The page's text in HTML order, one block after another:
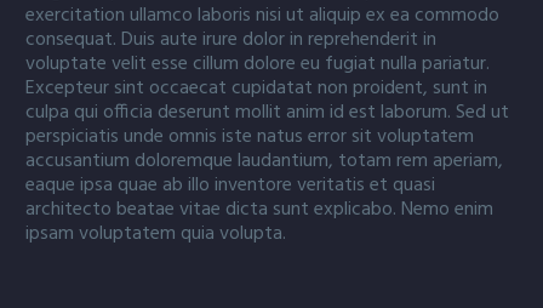
exercitation ullamco laboris nisi ut aliquip ex ea commodo
consequat. Duis aute irure dolor in reprehenderit in
voluptate velit esse cillum dolore eu fugiat nulla pariatur.
Excepteur sint occaecat cupidatat non proident, sunt in
culpa qui officia deserunt mollit anim id est laborum. Sed ut
perspiciatis unde omnis iste natus error sit voluptatem
accusantium doloremque laudantium, totam rem aperiam,
eaque ipsa quae ab illo inventore veritatis et quasi
architecto beatae vitae dicta sunt explicabo. Nemo enim
ipsam voluptatem quia volupta.